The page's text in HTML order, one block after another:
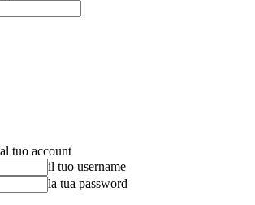
tuo account
il tuo username
la tua password